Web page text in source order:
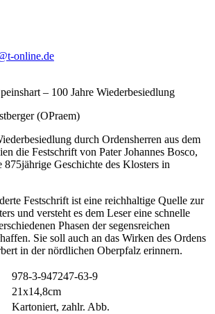
online.de
– 100 Jahre Wiederbesiedlung
(OPraem)
durch Ordensherren aus dem
die Festschrift von Pater Johannes Bosco,
875jährige Geschichte des Klosters in
Festschrift ist eine reichhaltige Quelle zur
und versteht es dem Leser eine schnelle
Phasen der segensreichen
Sie soll auch an das Wirken des Ordens
in der nördlichen Oberpfalz erinnern.
978-3-947247-63-9
21x14,8cm
Kartoniert, zahlr. Abb.